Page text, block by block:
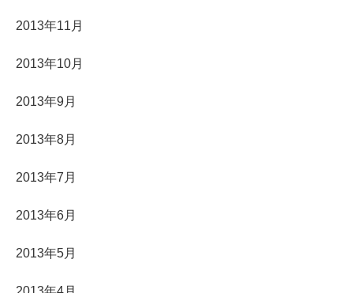
2013年11月
2013年10月
2013年9月
2013年8月
2013年7月
2013年6月
2013年5月